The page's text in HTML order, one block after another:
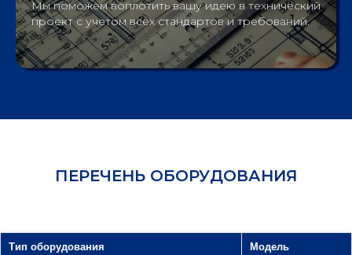
Мы поможем воплотить вашу идею в технический
проект с учетом всех стандартов и требований.
ПЕРЕЧЕНЬ ОБОРУДОВАНИЯ
Тип оборудования Модель